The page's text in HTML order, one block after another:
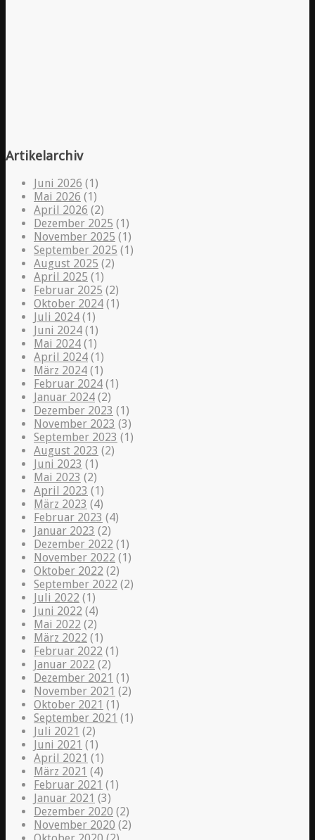
Artikelarchiv
Juni 2026 (1)
Mai 2026 (1)
April 2026 (2)
Dezember 2025 (1)
November 2025 (1)
September 2025 (1)
August 2025 (2)
April 2025 (1)
Februar 2025 (2)
Oktober 2024 (1)
Juli 2024 (1)
Juni 2024 (1)
Mai 2024 (1)
April 2024 (1)
März 2024 (1)
Februar 2024 (1)
Januar 2024 (2)
Dezember 2023 (1)
November 2023 (3)
September 2023 (1)
August 2023 (2)
Juni 2023 (1)
Mai 2023 (2)
April 2023 (1)
März 2023 (4)
Februar 2023 (4)
Januar 2023 (2)
Dezember 2022 (1)
November 2022 (1)
Oktober 2022 (2)
September 2022 (2)
Juli 2022 (1)
Juni 2022 (4)
Mai 2022 (2)
März 2022 (1)
Februar 2022 (1)
Januar 2022 (2)
Dezember 2021 (1)
November 2021 (2)
Oktober 2021 (1)
September 2021 (1)
Juli 2021 (2)
Juni 2021 (1)
April 2021 (1)
März 2021 (4)
Februar 2021 (1)
Januar 2021 (3)
Dezember 2020 (2)
November 2020 (2)